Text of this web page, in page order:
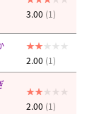
3.00 (1)
2.00 (1)
2.00 (1)